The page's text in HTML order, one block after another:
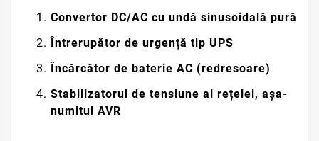
Convertor DC/AC cu undă sinusoidală pură
Întrerupător de urgență tip UPS
Încărcător de baterie AC (redresoare)
Stabilizatorul de tensiune al rețelei, așa-
numitul AVR